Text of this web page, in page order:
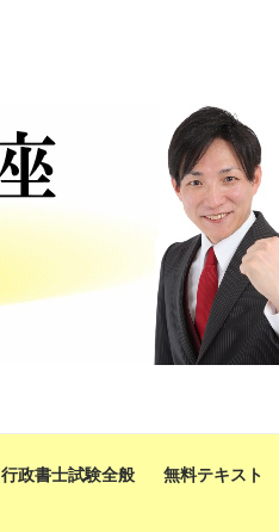
行政書士試験全般 無料テキスト